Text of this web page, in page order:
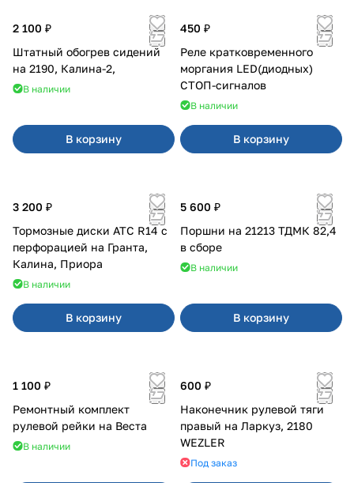
2 100 ₽
Штатный обогрев сидений
на 2190, Калина-2,
В наличии
В корзину
450 ₽
Реле кратковременного
моргания LED(диодных)
СТОП-сигналов
В наличии
В корзину
3 200 ₽
Тормозные диски АТС R14 с
перфорацией на Гранта,
Калина, Приора
В наличии
В корзину
5 600 ₽
Поршни на 21213 ТДМК 82,4
в сборе
В наличии
В корзину
1 100 ₽
Ремонтный комплект
рулевой рейки на Веста
В наличии
600 ₽
Наконечник рулевой тяги
правый на Ларкуз, 2180
WEZLER
Под заказ